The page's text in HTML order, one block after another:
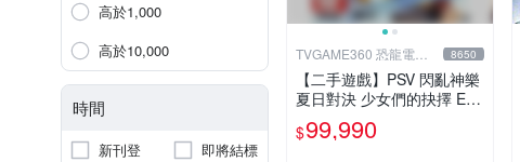
高於1,000
高於10,000
時間
新刊登 即將結標
TVGAME360 恐龍電玩- 8650
【二手遊戲】PSV 閃亂神樂
夏日對決 少女們的抉擇 ES
TIVAL VERSUS 中文版【台
中恐龍電玩】
$99,990